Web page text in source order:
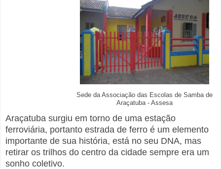
Sede da Associação das Escolas de Samba de
Araçatuba - Assesa
Araçatuba surgiu em torno de uma estação
ferroviária, portanto estrada de ferro é um elemento
importante de sua história, está no seu DNA, mas
retirar os trilhos do centro da cidade sempre era um
sonho coletivo.